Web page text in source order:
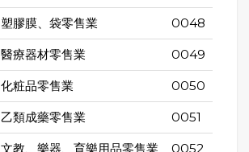
塑膠膜、袋零售業 0048
醫療器材零售業 0049
化粧品零售業 0050
乙類成藥零售業 0051
文教、樂器、育樂用品零售業 0052